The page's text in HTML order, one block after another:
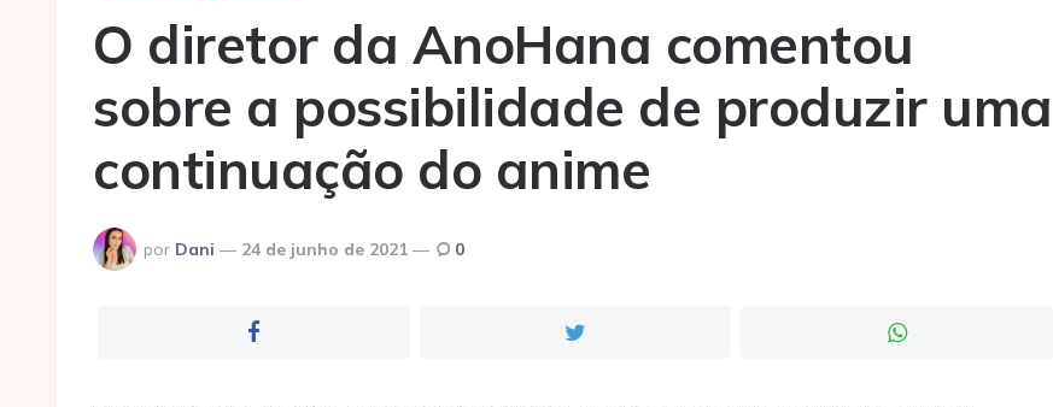
O diretor da AnoHana comentou
sobre a possibilidade de produzir uma
continuação do anime
Postado
por
por Dani 24 de junho de 2021 0